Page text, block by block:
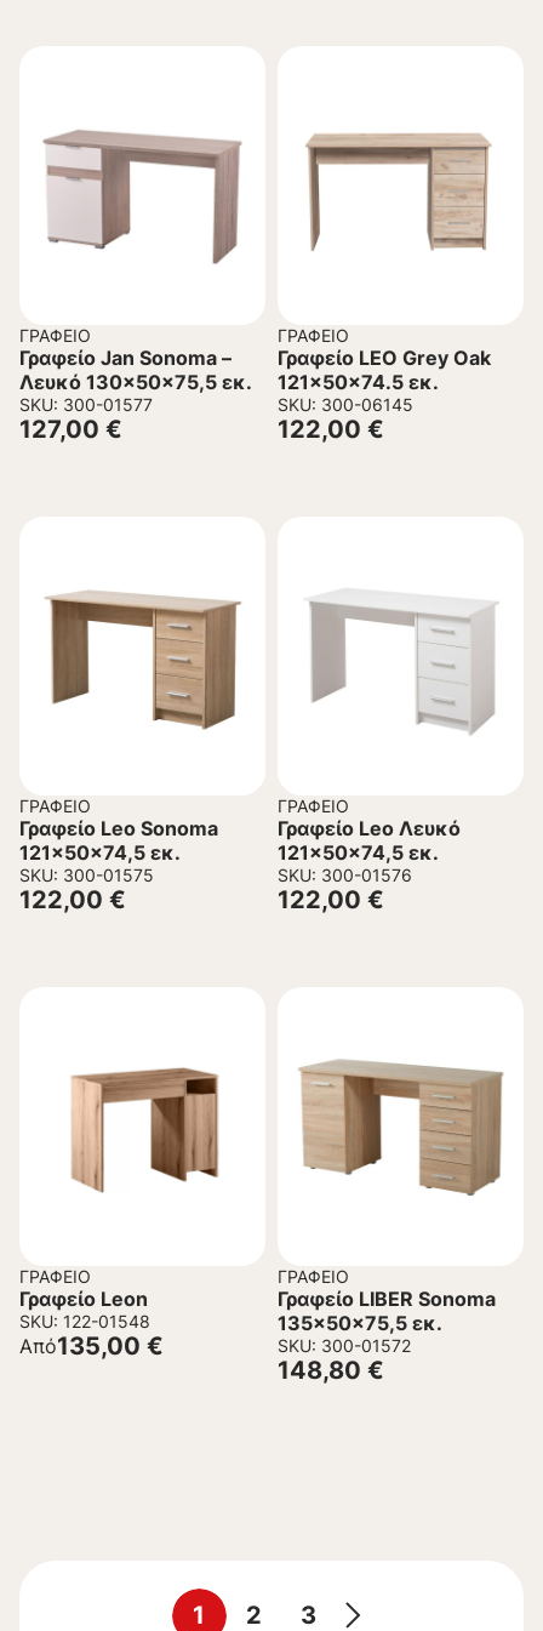
ΓΡΑΦΕΊΟ
Γραφείο Jan Sonoma –
Λευκό 130x50x75,5 εκ.
SKU: 300-01577
127,00 €
ΓΡΑΦΕΊΟ
Γραφείο LEO Grey Oak
121x50x74.5 εκ.
SKU: 300-06145
122,00 €
ΓΡΑΦΕΊΟ
Γραφείο Leo Sonoma
121x50x74,5 εκ.
SKU: 300-01575
122,00 €
ΓΡΑΦΕΊΟ
Γραφείο Leo Λευκό
121x50x74,5 εκ.
SKU: 300-01576
122,00 €
ΓΡΑΦΕΊΟ
Γραφείο Leon
SKU: 122-01548
Από135,00 €
ΓΡΑΦΕΊΟ
Γραφείο LIBER Sonoma
135x50x75,5 εκ.
SKU: 300-01572
148,80 €
1 2 3